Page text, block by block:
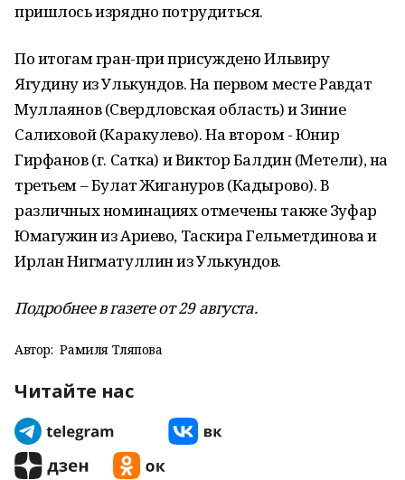
пришлось изрядно потрудиться.
По итогам гран-при присуждено Ильвиру
Ягудину из Улькундов. На первом месте Равдат
Муллаянов (Свердловская область) и Зиние
Салиховой (Каракулево). На втором - Юнир
Гирфанов (г. Сатка) и Виктор Балдин (Метели), на
третьем – Булат Жигануров (Кадырово). В
различных номинациях отмечены также Зуфар
Юмагужин из Ариево, Таскира Гельметдинова и
Ирлан Нигматуллин из Улькундов.
Подробнее в газете от 29 августа.
Автор: Рамиля Тляпова
Читайте нас